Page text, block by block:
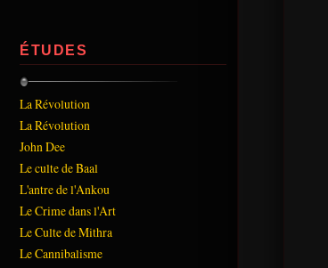
ÉTUDES
La Révolution
La Révolution
John Dee
Le culte de Baal
L'antre de l'Ankou
Le Crime dans l'Art
Le Culte de Mithra
Le Cannibalisme